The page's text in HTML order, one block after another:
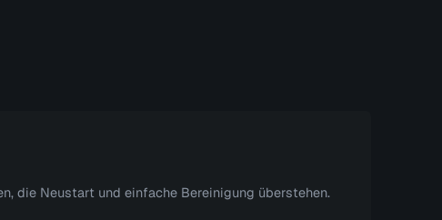
die Neustart und einfache Bereinigung überstehen.